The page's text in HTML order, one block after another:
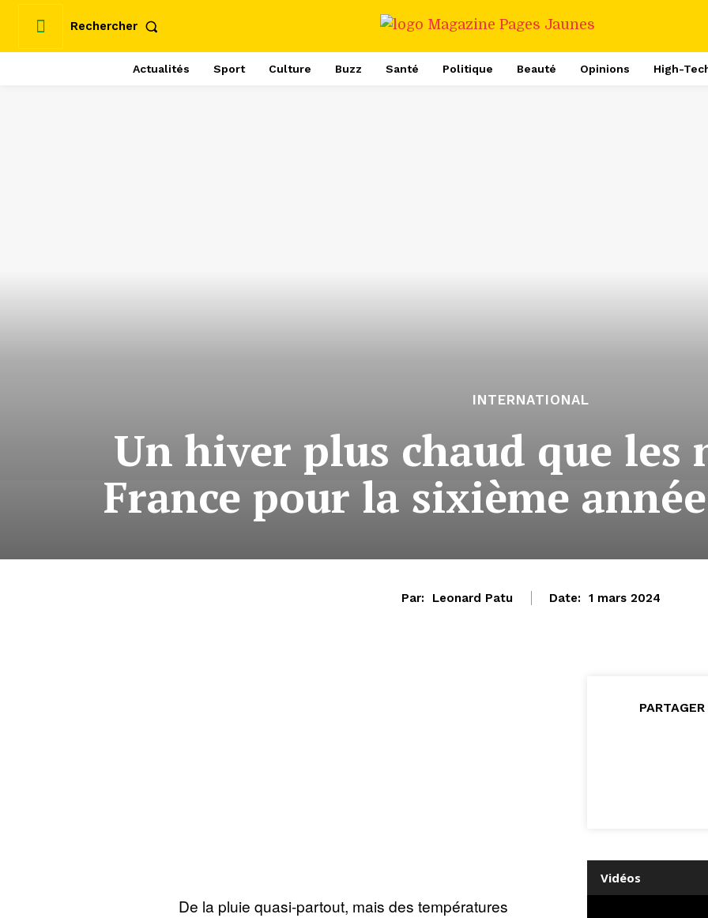
Rechercher
Actualités Sport Culture Buzz Santé Politique Beauté Opinions High-
INTERNATIONAL
Un hiver plus chaud que les
France pour la sixième
Par: Leonard Patu Date: 1 mars 2024
De la pluie quasi-partout, mais des températures
PARTAGER
Vidéos